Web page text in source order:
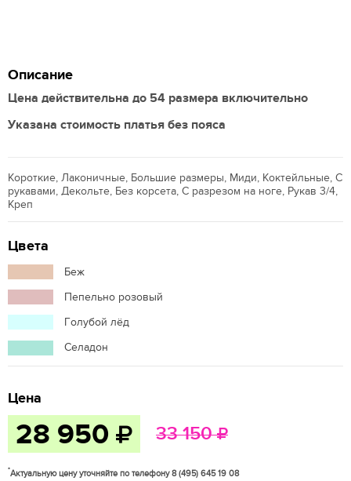
Описание
Цена действительна до 54 размера включительно
Указана стоимость платья без пояса
Короткие, Лаконичные, Большие размеры, Миди, Коктейльные, С
рукавами, Декольте, Без корсета, С разрезом на ноге, Рукав 3/4,
Креп
Цвета
Беж
Пепельно розовый
Голубой лёд
Селадон
Цена
28 950 33 150
*Актуальную цену уточняйте по телефону 8 (495) 645 19 08